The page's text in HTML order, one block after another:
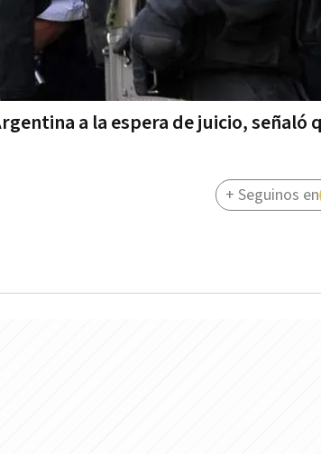
a la espera de juicio, señaló
+ Seguinos en